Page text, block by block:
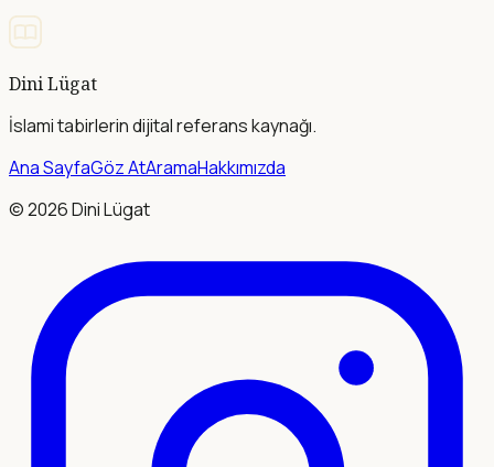
Dini Lügat
İslami tabirlerin dijital referans kaynağı.
Ana SayfaGöz AtAramaHakkımızda
©2026Dini Lügat